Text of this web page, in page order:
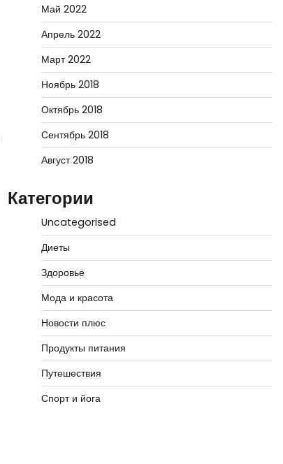
Май 2022
Апрель 2022
Март 2022
Ноябрь 2018
Октябрь 2018
Сентябрь 2018
Август 2018
Категории
Uncategorised
Диеты
Здоровье
Мода и красота
Новости плюс
Продукты питания
Путешествия
Спорт и йога